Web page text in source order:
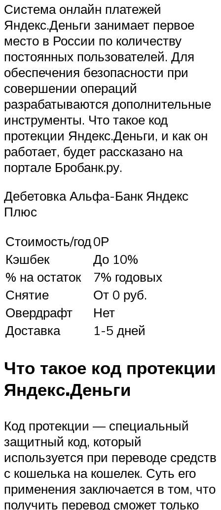
Система онлайн платежей
Яндекс.Деньги занимает первое
место в России по количеству
постоянных пользователей. Для
обеспечения безопасности при
совершении операций
разрабатываются дополнительные
инструменты. Что такое код
протекции Яндекс.Деньги, и как он
работает, будет рассказано на
портале Бробанк.ру.
Дебетовка Альфа-Банк Яндекс
Плюс
Стоимость/год0Р
Кэшбек
До 10%
% на остаток
7% годовых
Снятие
От 0 руб.
Овердрафт
Нет
Доставка
1-5 дней
Что такое код протекции
Яндекс.Деньги
Код протекции — специальный
защитный код, который
используется при переводе средств
с кошелька на кошелек. Суть его
применения заключается в том, что
получить перевод сможет только